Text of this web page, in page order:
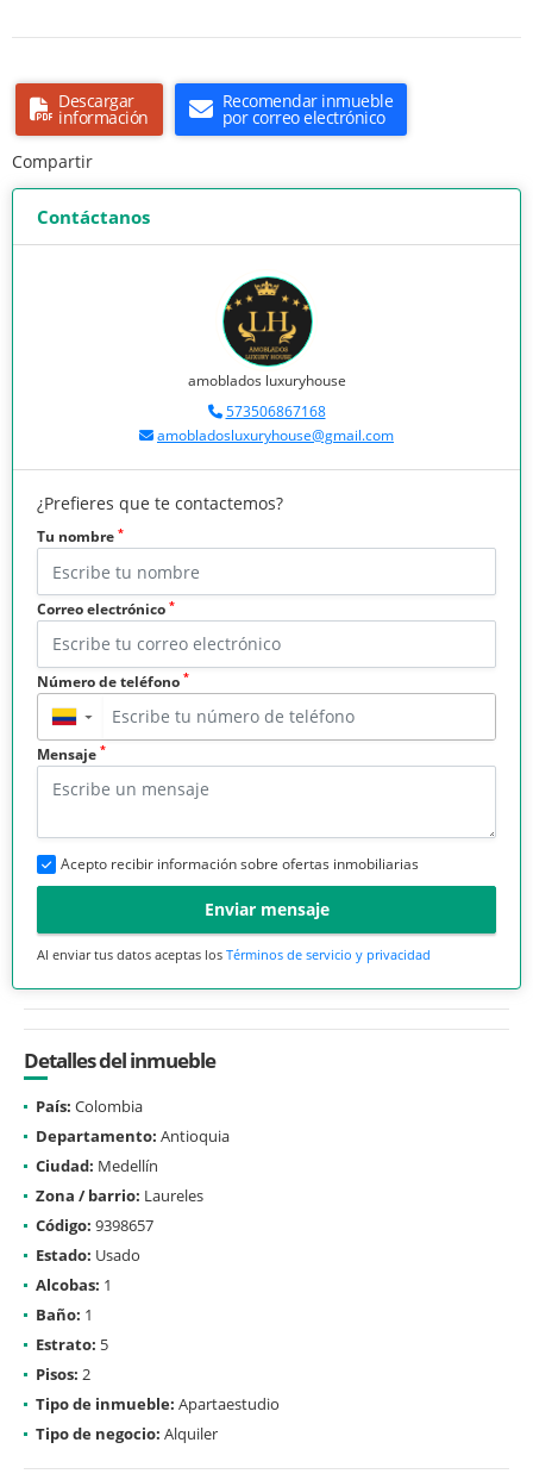
Descargar
información
Recomendar inmueble
por correo electrónico
Compartir
Contáctanos
amoblados luxuryhouse
573506867168
amobladosluxuryhouse@gmail.com
¿Prefieres que te contactemos?
Tu nombre *
Correo electrónico *
Número de teléfono *
▼
Mensaje *
Acepto recibir información sobre ofertas inmobiliarias
Enviar mensaje
Al enviar tus datos aceptas los Términos de servicio y privacidad
Detalles del inmueble
País: Colombia
Departamento: Antioquia
Ciudad: Medellín
Zona / barrio: Laureles
Código: 9398657
Estado: Usado
Alcobas: 1
Baño: 1
Estrato: 5
Pisos: 2
Tipo de inmueble: Apartaestudio
Tipo de negocio: Alquiler